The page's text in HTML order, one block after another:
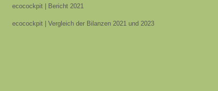
ecocockpit | Bericht 2021
ecocockpit | Vergleich der Bilanzen 2021 und 2023